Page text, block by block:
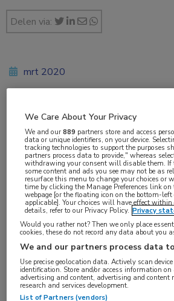
Delen via:
In een Spaans cohort van 137
chronische HCV-infectie bij wie
mrt 2020
Vakgebieden:
Infectieziekten
Aandachtsgebieden:
Hepatitis
Tags:
DAA’s,hepatitis C,sofosbuvir/
We Care About Your Privacy
We and our889 partners store and access
data or unique identifiers, on your device.
tracking technologies to support the purposes
partners process data to provide," whereas
withdrawing your consent will disable them. If
some content and ads you see may not be as
resurface this menu to change your choices or
time by clicking the Manage Preferences link
webpage [or the floating icon on the bottom-left
applicable]. Your choices will have effect within
details, refer to our Privacy Policy. Privacy
Would you rather not? Then we only place
cookies, these do not record any data about you
We and our partners process data
Use precise geolocation data. Actively scan
identification. Store and/or access information on
advertising and content, advertising and content
research and services development.
List of Partners (vendors)